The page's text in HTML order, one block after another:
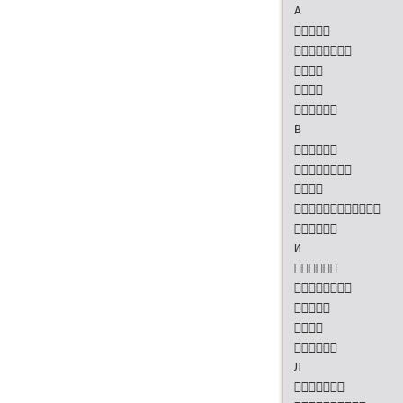
А





В





И





Л
